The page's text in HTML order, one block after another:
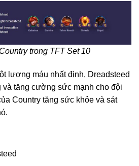
trong TFT Set 10
lượng máu nhất định, Dreadsteed
tăng cường sức mạnh cho đội
Country tăng sức khỏe và sát